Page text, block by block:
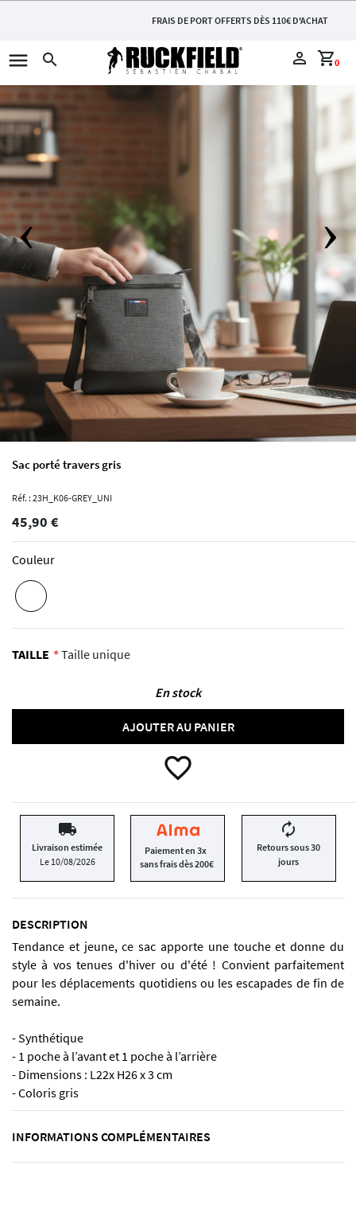
FRAIS DE PORT OFFERTS DÈS 110€ D'ACHAT
menu search perm_identity 0
shopping_cart
Sac porté travers gris
Réf. : 23H_K06-GREY_UNI
45,90 €
Couleur
TAILLE Taille unique
En stock
AJOUTER AU PANIER
favorite_border
local_shipping
Livraison estimée
Le 10/08/2026
Paiement en 3x
sans frais dès 200€
autorenew
Retours sous 30
jours
DESCRIPTION
Tendance et jeune, ce sac apporte une touche et donne du
style à vos tenues d'hiver ou d'été ! Convient parfaitement
pour les déplacements quotidiens ou les escapades de fin de
semaine.
- Synthétique
- 1 poche à l’avant et 1 poche à l’arrière
- Dimensions : L22x H26 x 3 cm
- Coloris gris
INFORMATIONS COMPLÉMENTAIRES